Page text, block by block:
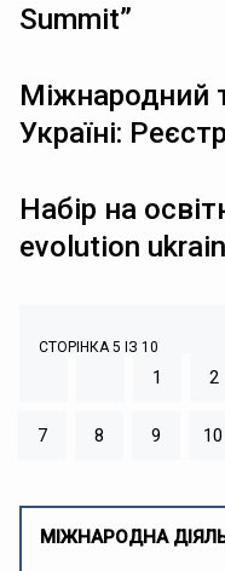
Summit”
Міжнародний
Україні:
Hабір на
evolution
СТОРІНКА 5 ІЗ 10
1 2
7 8 9 10
МІЖНАРОДНА